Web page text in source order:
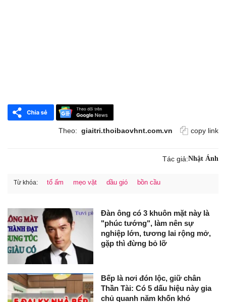
Theo: giaitri.thoibaovhnt.com.vn copy link
Tác giả:Nhật Ánh
Từ khóa: tổ ấm mẹo vặt dầu gió bồn cầu
Đàn ông có 3 khuôn mặt này là
"phúc tướng", làm nên sự
nghiệp lớn, tương lai rộng mở,
gặp thì đừng bỏ lỡ
Bếp là nơi đón lộc, giữ chân
Thần Tài: Có 5 dấu hiệu này gia
chủ quanh năm khốn khó